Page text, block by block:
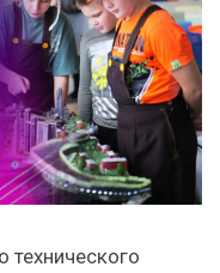
технического